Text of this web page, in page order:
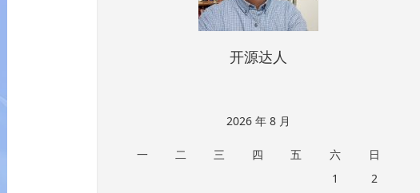
开源达人
2026 年 8 月
一 二 三 四 五 六
日
1
2